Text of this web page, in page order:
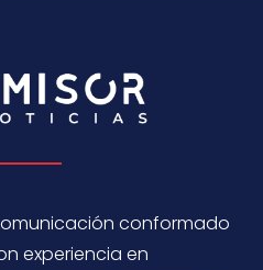
conformado
experiencia en